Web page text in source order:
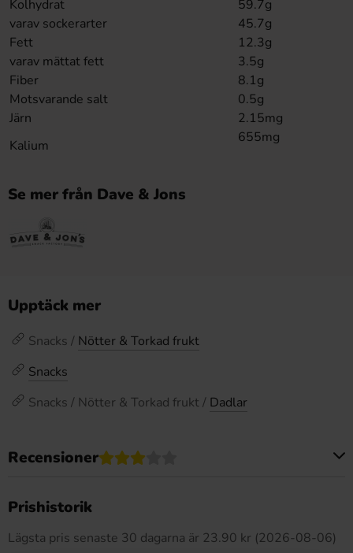
Kolhydrat
59.7g
varav sockerarter
45.7g
Fett
12.3g
varav mättat fett
3.5g
Fiber
8.1g
Motsvarande salt
0.5g
Järn
2.15mg
Kalium
655mg
Se mer från Dave & Jons
Upptäck mer
Snacks / Nötter & Torkad frukt
Snacks
Snacks / Nötter & Torkad frukt / Dadlar
Recensioner
Prishistorik
Lägsta pris senaste 30 dagarna är 23.90 kr (2026-08-06)